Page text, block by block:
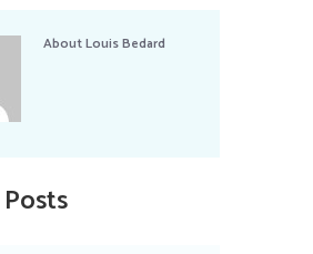
AboutLouis Bedard